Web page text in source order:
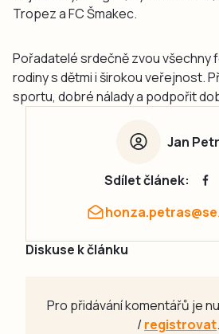
Tropez a FC Šmakec.
Pořadatelé srdečně zvou všechny
rodiny s dětmi i širokou veřejnost.
sportu, dobré nálady a podpořit
Jan
Sdílet článek:
Diskuse k článku
Pro přidávání komentářů je
/registrovat.